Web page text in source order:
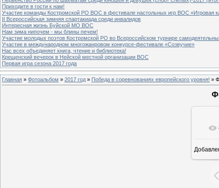
Приходите в гости к нам!
Участие команды Костромской РО ВОС в фестивале настольных игр ВОС «Игровая
II Всероссийская зимняя спартакиада среди инвалидов
Интересная жизнь Буйской МО ВОС
Нам зима нипочем - мы блины печем!
Участие молодых поэтов Костромской РО во Всероссийском турнире
Участие в международном многожанровом конкурсе-фестивале «Созвучие»
Нас всех объединяет книга, чтение и библиотека!
Крещенский вечерок в Нейской местной организации ВОС
Первая игра сезона 2017 года
Главная » Фотоальбом » 2017 год » Победа в соревнованиях европейского уровня! »